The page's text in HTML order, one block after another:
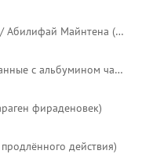
Abilify Maintena / Абилифай Мейнтена / Абилифай Майнтена (арипипразол продлённого действия)
Abraxane / Абраксейн / Абраксан (связанные с альбумином частицы паклитаксела)
фираденовек)
действия)